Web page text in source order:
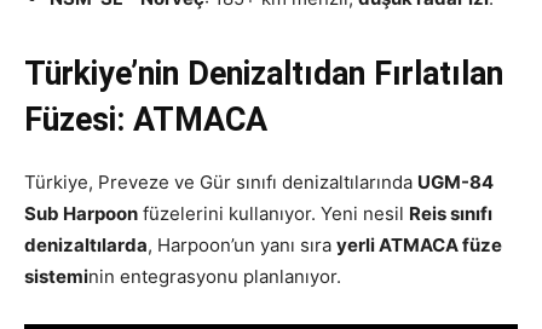
Türkiye’nin Denizaltıdan Fırlatılan
Füzesi: ATMACA
Türkiye, Preveze ve Gür sınıfı denizaltılarında UGM-84
Sub Harpoon füzelerini kullanıyor. Yeni nesil Reis sınıfı
denizaltılarda, Harpoon’un yanı sıra yerli ATMACA füze
sisteminin entegrasyonu planlanıyor.